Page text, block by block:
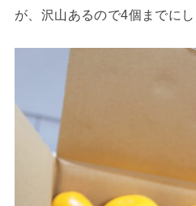
が、沢山あるので4個までにし